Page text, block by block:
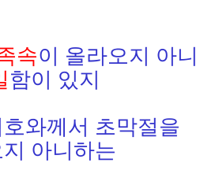
속이 올라오지 아니
함이 있지
와께서 초막절을
아니하는